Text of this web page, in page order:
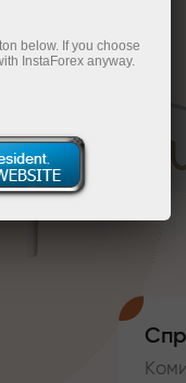
below. If you choose
InstaForex anyway.